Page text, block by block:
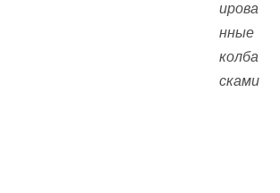
ирова
нные
колба
сками